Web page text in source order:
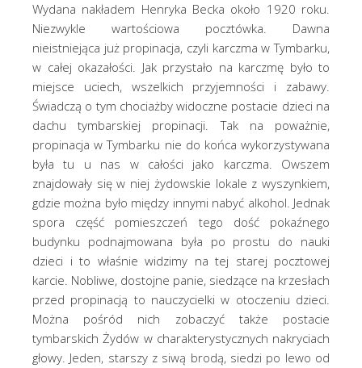
Wydana nakładem Henryka Becka około 1920 roku.
Niezwykle wartościowa pocztówka. Dawna
nieistniejąca już propinacja, czyli karczma w Tymbarku,
w całej okazałości. Jak przystało na karczmę było to
miejsce uciech, wszelkich przyjemności i zabawy.
Świadczą o tym chociażby widoczne postacie dzieci na
dachu tymbarskiej propinacji. Tak na poważnie,
propinacja w Tymbarku nie do końca wykorzystywana
była tu u nas w całości jako karczma. Owszem
znajdowały się w niej żydowskie lokale z wyszynkiem,
gdzie można było między innymi nabyć alkohol. Jednak
spora część pomieszczeń tego dość pokaźnego
budynku podnajmowana była po prostu do nauki
dzieci i to właśnie widzimy na tej starej pocztowej
karcie. Nobliwe, dostojne panie, siedzące na krzesłach
przed propinacją to nauczycielki w otoczeniu dzieci.
Można pośród nich zobaczyć także postacie
tymbarskich Żydów w charakterystycznych nakryciach
głowy. Jeden, starszy z siwą brodą, siedzi po lewo od